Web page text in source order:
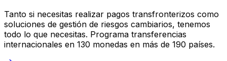
Tanto si necesitas realizar pagos transfronterizos como
soluciones de gestión de riesgos cambiarios, tenemos
todo lo que necesitas. Programa transferencias
internacionales en 130 monedas en más de 190 países.